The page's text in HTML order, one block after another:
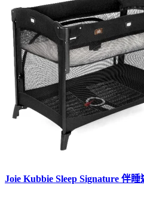
Joie Kubbie Sleep Signature 伴